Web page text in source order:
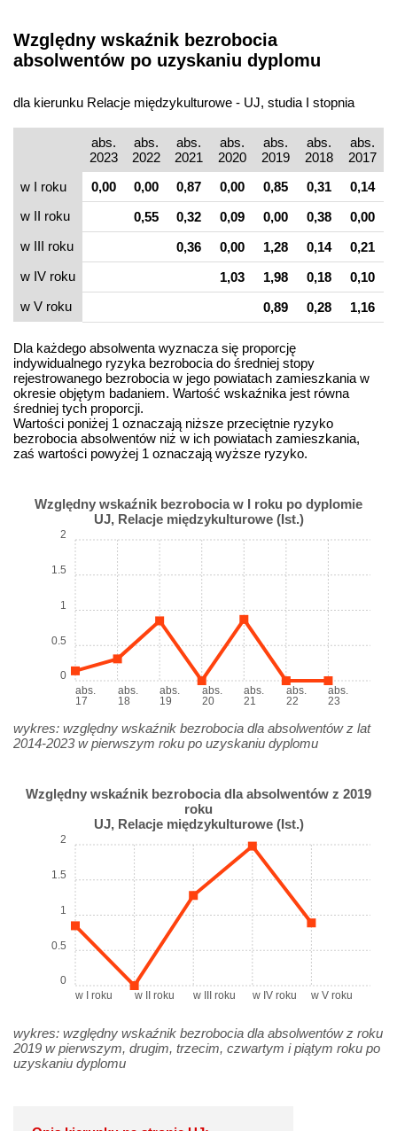
Względny wskaźnik bezrobocia
absolwentów po uzyskaniu dyplomu
dla kierunku Relacje międzykulturowe - UJ, studia I stopnia
abs.
2023
abs.
2022
abs.
2021
abs.
2020
abs.
2019
abs.
2018
abs.
2017
w I roku
0,00 0,00 0,87 0,00 0,85 0,31
0,14
w II roku
0,55 0,32 0,09 0,00 0,38
0,00
w III roku
0,36 0,00 1,28 0,14
0,21
w IV roku
1,03 1,98 0,18
0,10
w V roku
0,89 0,28 1,16
Dla każdego absolwenta wyznacza się proporcję
indywidualnego ryzyka bezrobocia do średniej stopy
rejestrowanego bezrobocia w jego powiatach zamieszkania w
okresie objętym badaniem. Wartość wskaźnika jest równa
średniej tych proporcji.
Wartości poniżej 1 oznaczają niższe przeciętnie ryzyko
bezrobocia absolwentów niż w ich powiatach zamieszkania,
zaś wartości powyżej 1 oznaczają wyższe ryzyko.
Względny wskaźnik bezrobocia w I roku po dyplomie
UJ, Relacje międzykulturowe (Ist.)
abs.
17
abs.
18
abs.
19
abs.
20
abs.
21
abs.
22
abs.
23
0
0.5
1
1.5
2
wykres: względny wskaźnik bezrobocia dla absolwentów z lat
2014-2023 w pierwszym roku po uzyskaniu dyplomu
Względny wskaźnik bezrobocia dla absolwentów z 2019
roku
UJ, Relacje międzykulturowe (Ist.)
w I roku w II roku w III roku w IV roku w V roku
0
0.5
1
1.5
2
wykres: względny wskaźnik bezrobocia dla absolwentów z roku
2019 w pierwszym, drugim, trzecim, czwartym i piątym roku po
uzyskaniu dyplomu